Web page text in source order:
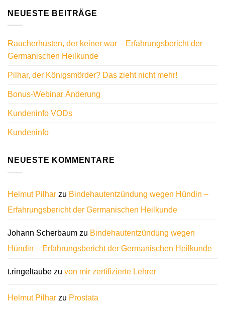
NEUESTE BEITRÄGE
Raucherhusten, der keiner war – Erfahrungsbericht der
Germanischen Heilkunde
Pilhar, der Königsmörder? Das zieht nicht mehr!
Bonus-Webinar Änderung
Kundeninfo VODs
Kundeninfo
NEUESTE KOMMENTARE
Helmut Pilhar zu Bindehautentzündung wegen Hündin –
Erfahrungsbericht der Germanischen Heilkunde
Johann Scherbaum zu Bindehautentzündung wegen
Hündin – Erfahrungsbericht der Germanischen Heilkunde
t.ringeltaube zu von mir zertifizierte Lehrer
Helmut Pilhar zu Prostata